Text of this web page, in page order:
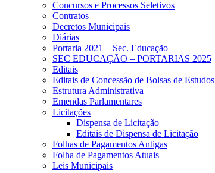
Concursos e Processos Seletivos
Contratos
Decretos Municipais
Diárias
Portaria 2021 – Sec. Educação
SEC EDUCAÇÃO – PORTARIAS 2025
Editais
Editais de Concessão de Bolsas de Estudos
Estrutura Administrativa
Emendas Parlamentares
Licitações
Dispensa de Licitação
Editais de Dispensa de Licitação
Folhas de Pagamentos Antigas
Folha de Pagamentos Atuais
Leis Municipais